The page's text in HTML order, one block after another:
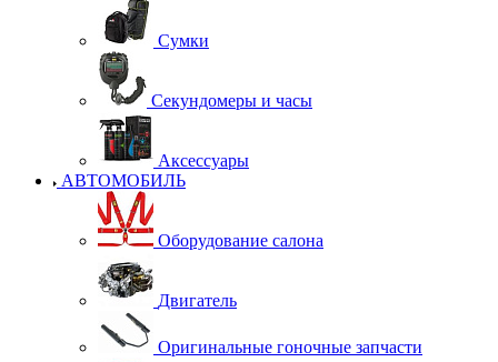
Сумки
Секундомеры и часы
Аксессуары
АВТОМОБИЛЬ
Оборудование салона
Двигатель
Оригинальные гоночные запчасти